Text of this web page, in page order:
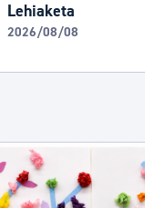
Lehiaketa
2026/08/08